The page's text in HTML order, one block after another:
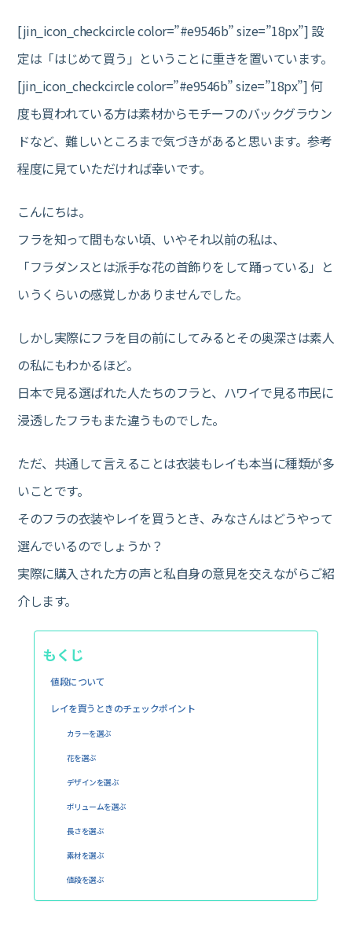
[jin_icon_checkcircle color=”#e9546b” size=”18px”] 設
定は「はじめて買う」ということに重きを置いています。
[jin_icon_checkcircle color=”#e9546b” size=”18px”] 何
度も買われている方は素材からモチーフのバックグラウン
ドなど、難しいところまで気づきがあると思います。参考
程度に見ていただければ幸いです。
こんにちは。
フラを知って間もない頃、いやそれ以前の私は、
「フラダンスとは派手な花の首飾りをして踊っている」と
いうくらいの感覚しかありませんでした。
しかし実際にフラを目の前にしてみるとその奥深さは素人
の私にもわかるほど。
日本で見る選ばれた人たちのフラと、ハワイで見る市民に
浸透したフラもまた違うものでした。
ただ、共通して言えることは衣装もレイも本当に種類が多
いことです。
そのフラの衣装やレイを買うとき、みなさんはどうやって
選んでいるのでしょうか？
実際に購入された方の声と私自身の意見を交えながらご紹
介します。
もくじ
値段について
レイを買うときのチェックポイント
カラーを選ぶ
花を選ぶ
デザインを選ぶ
ボリュームを選ぶ
長さを選ぶ
素材を選ぶ
値段を選ぶ